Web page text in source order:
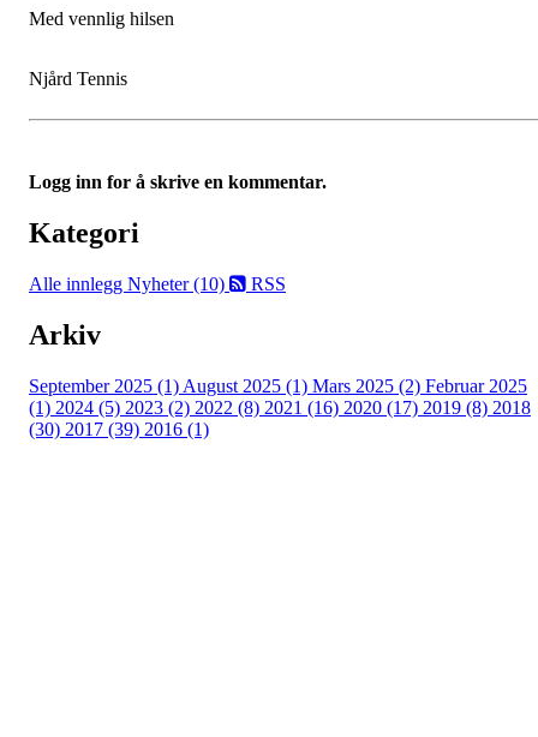
Med vennlig hilsen
Njård Tennis
Logg inn for å skrive en kommentar.
Kategori
Alle innlegg Nyheter (10) RSS
Arkiv
September 2025 (1) August 2025 (1) Mars 2025 (2) Februar 2025
(1) 2024 (5) 2023 (2) 2022 (8) 2021 (16) 2020 (17) 2019 (8) 2018
(30) 2017 (39) 2016 (1)